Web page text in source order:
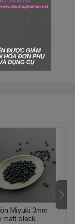
Miyuki 3mm
matt black